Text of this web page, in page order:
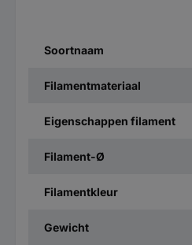
Soortnaam
Filamentmateriaal
Eigenschappen filament
Filament-Ø
Filamentkleur
Gewicht